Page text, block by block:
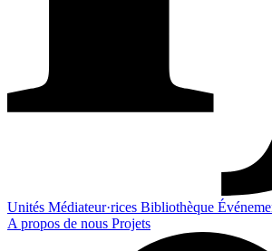
Unités Médiateur·rices Bibliothèque
A propos de nous Projets